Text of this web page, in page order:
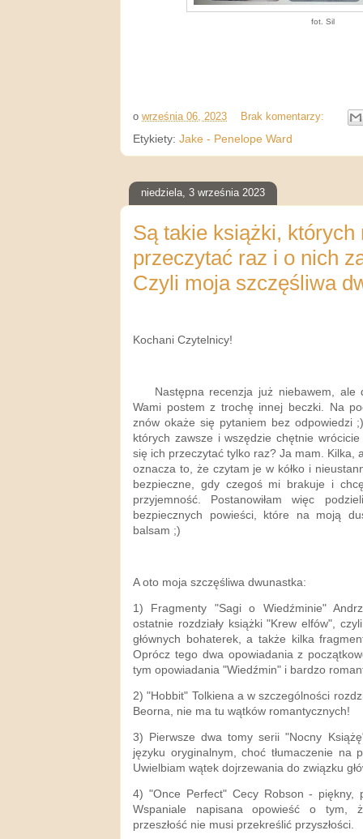
fot. Sil
o września 06, 2023
Brak komentarzy:
Etykiety: Jake - Penelope Ward
niedziela, 3 września 2023
Są takie książki, których
przeczytać raz i o nich
Czyli moja szczęśliwa
Kochani Czytelnicy!
Następna recenzja już niebawem, ale
Wami postem z trochę innej beczki. Na
znów okaże się pytaniem bez odpowiedzi
których zawsze i wszędzie chętnie
się ich przeczytać tylko raz? Ja mam. Kilka,
oznacza to, że czytam je w kółko i
bezpieczne, gdy czegoś mi brakuje i
przyjemność. Postanowiłam więc
bezpiecznych powieści, które na moją
balsam ;)
A oto moja szczęśliwa dwunastka:
1) Fragmenty "Sagi o Wiedźminie"
ostatnie rozdziały książki "Krew elfów",
głównych bohaterek, a także kilka
Oprócz tego dwa opowiadania z
tym opowiadania "Wiedźmin" i bardzo
2) "Hobbit" Tolkiena a w szczególności
Beorna, nie ma tu wątków romantycznych!
3) Pierwsze dwa tomy serii "Nocny
języku oryginalnym, choć tłumaczenie na
Uwielbiam wątek dojrzewania do związku
4) "Once Perfect" Cecy Robson - piękny,
Wspaniale napisana opowieść o tym,
przeszłość nie musi przekreślić przyszłości.